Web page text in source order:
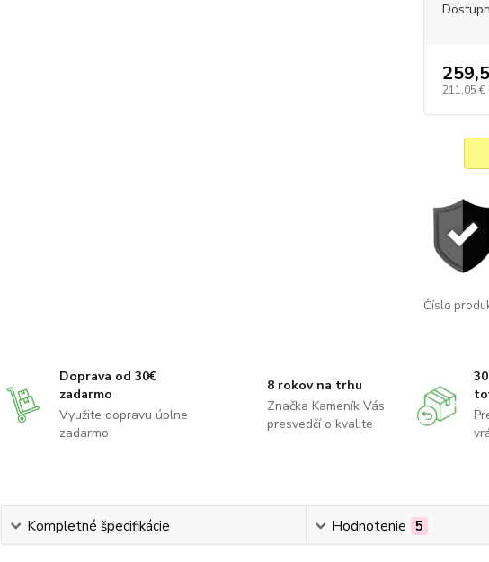
211,05 €
Číslo
Doprava od 30€
zadarmo
Využite dopravu úplne
zadarmo
8 rokov na trhu
Značka Kameník Vás
presvedčí o kvalite
Kompletné špecifikácie Hodnotenie 5